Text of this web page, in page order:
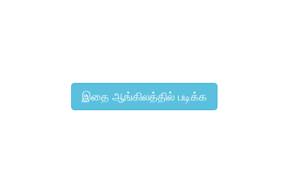
இதை ஆங்கிலத்தில் படிக்க